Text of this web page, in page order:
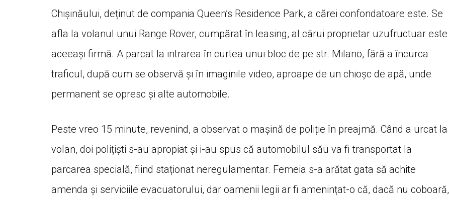
Chișinăului, deținut de compania Queen’s Residence Park, a cărei confondatoare este. Se
afla la volanul unui Range Rover, cumpărat în leasing, al cărui proprietar uzufructuar este
aceeași firmă. A parcat la intrarea în curtea unui bloc de pe str. Milano, fără a încurca
traficul, după cum se observă și în imaginile video, aproape de un chioșc de apă, unde
permanent se opresc și alte automobile.
Peste vreo 15 minute, revenind, a observat o mașină de poliție în preajmă. Când a urcat la
volan, doi polițiști s-au apropiat și i-au spus că automobilul său va fi transportat la
parcarea specială, fiind staționat neregulamentar. Femeia s-a arătat gata să achite
amenda și serviciile evacuatorului, dar oamenii legii ar fi amenințat-o că, dacă nu coboară,